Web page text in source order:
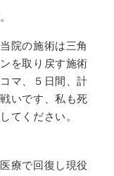
院の施術は三角
を取り戻す施術
マ、５日間、計
いです、私も死
てください。
療で回復し現役